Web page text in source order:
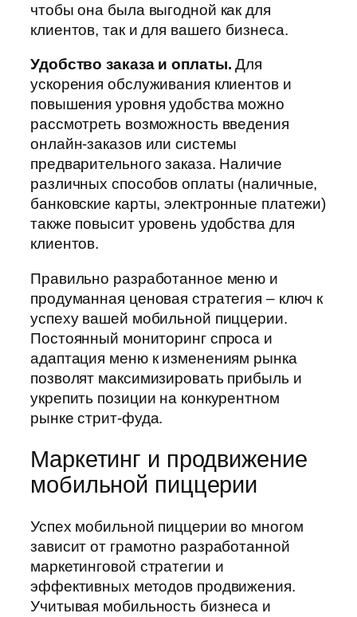
чтобы она была выгодной как для
клиентов, так и для вашего бизнеса.
Удобство заказа и оплаты. Для
ускорения обслуживания клиентов и
повышения уровня удобства можно
рассмотреть возможность введения
онлайн-заказов или системы
предварительного заказа. Наличие
различных способов оплаты (наличные,
банковские карты, электронные платежи)
также повысит уровень удобства для
клиентов.
Правильно разработанное меню и
продуманная ценовая стратегия – ключ к
успеху вашей мобильной пиццерии.
Постоянный мониторинг спроса и
адаптация меню к изменениям рынка
позволят максимизировать прибыль и
укрепить позиции на конкурентном
рынке стрит-фуда.
Маркетинг и продвижение
мобильной пиццерии
Успех мобильной пиццерии во многом
зависит от грамотно разработанной
маркетинговой стратегии и
эффективных методов продвижения.
Учитывая мобильность бизнеса и